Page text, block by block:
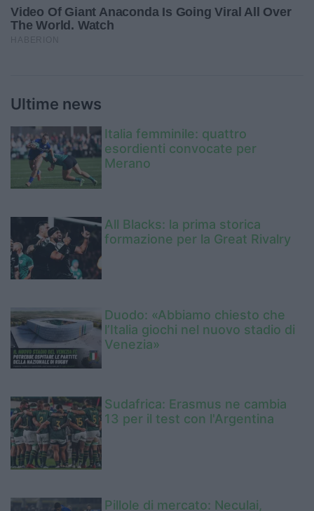
Ultime news
Italia femminile: quattro
esordienti convocate per
Merano
All Blacks: la prima storica
formazione per la Great Rivalry
Duodo: «Abbiamo chiesto che
l’Italia giochi nel nuovo stadio di
Venezia»
Sudafrica: Erasmus ne cambia
13 per il test con l'Argentina
Pillole di mercato: Neculai,